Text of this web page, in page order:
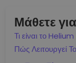
Μάθετε
Τι είναι το
Πώς Λειτουργεί